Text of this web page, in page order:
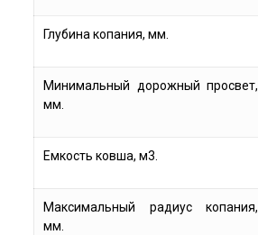
Глубина копания, мм.
Минимальный дорожный просвет,
мм.
Емкость ковша, м3.
Максимальный радиус копания,
мм.